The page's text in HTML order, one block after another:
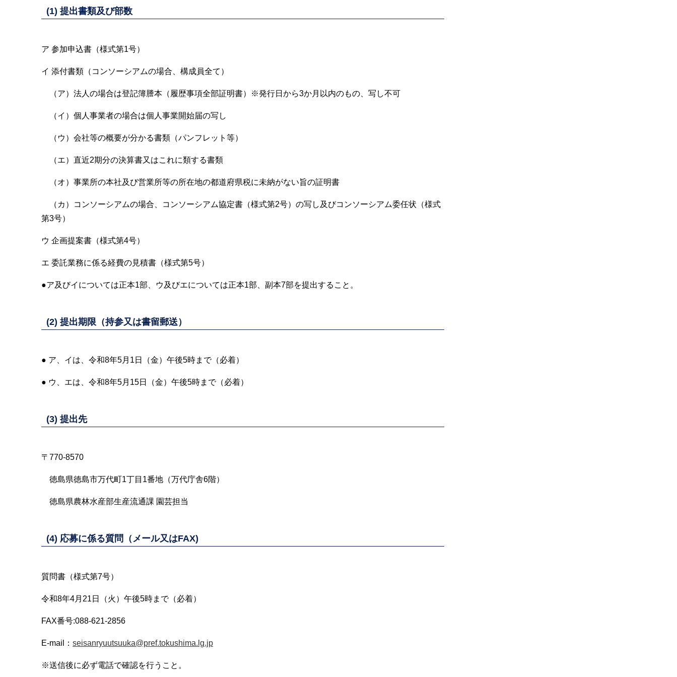
(1) 提出書類及び部数
ア 参加申込書（様式第1号）
イ 添付書類（コンソーシアムの場合、構成員全て）
（ア）法人の場合は登記簿謄本（履歴事項全部証明書）※発行日から3か月以内のもの、写し不可
（イ）個人事業者の場合は個人事業開始届の写し
（ウ）会社等の概要が分かる書類（パンフレット等）
（エ）直近2期分の決算書又はこれに類する書類
（オ）事業所の本社及び営業所等の所在地の都道府県税に未納がない旨の証明書
（カ）コンソーシアムの場合、コンソーシアム協定書（様式第2号）の写し及びコンソーシアム委任状（様式
第3号）
ウ 企画提案書（様式第4号）
エ 委託業務に係る経費の見積書（様式第5号）
●ア及びイについては正本1部、ウ及びエについては正本1部、副本7部を提出すること。
(2) 提出期限（持参又は書留郵送）
● ア、イは、令和8年5月1日（金）午後5時まで（必着）
● ウ、エは、令和8年5月15日（金）午後5時まで（必着）
(3) 提出先
〒770-8570
徳島県徳島市万代町1丁目1番地（万代庁舎6階）
徳島県農林水産部生産流通課 園芸担当
(4) 応募に係る質問（メール又はFAX)
質問書（様式第7号）
令和8年4月21日（火）午後5時まで（必着）
FAX番号:088-621-2856
E-mail： seisanryuutsuuka@pref.tokushima.lg.jp
※送信後に必ず電話で確認を行うこと。